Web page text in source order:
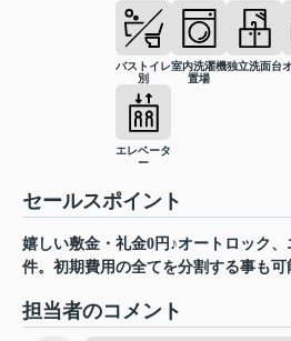
バストイレ
別
室内洗濯機
置場
独立洗面台
エレベータ
ー
セールスポイント
嬉しい敷金・礼金0円♪オートロック
件。初期費用の全てを分割する事も可
担当者のコメント